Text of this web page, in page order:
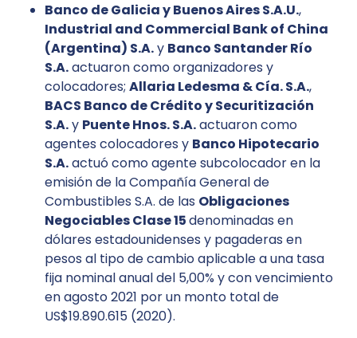
Banco de Galicia y Buenos Aires S.A.U.,
Industrial and Commercial Bank of China
(Argentina) S.A.y Banco Santander Río
S.A.actuaron como organizadores y
colocadores; Allaria Ledesma & Cía. S.A.,
BACS Banco de Crédito y Securitización
S.A.y Puente Hnos. S.A.actuaron como
agentes colocadores y Banco Hipotecario
S.A.actuó como agente subcolocador en la
emisión de la Compañía General de
Combustibles S.A. de las Obligaciones
Negociables Clase 15denominadas en
dólares estadounidenses y pagaderas en
pesos al tipo de cambio aplicable a una tasa
fija nominal anual del 5,00% y con vencimiento
en agosto 2021 por un monto total de
US$19.890.615 (2020).